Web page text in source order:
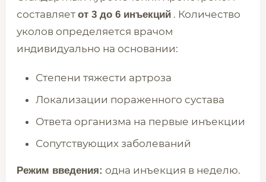
составляет от 3 до 6 инъекций . Количество
уколов определяется врачом
индивидуально на основании:
Степени тяжести артроза
Локализации пораженного сустава
Ответа организма на первые инъекции
Сопутствующих заболеваний
Режим введения: одна инъекция в неделю.